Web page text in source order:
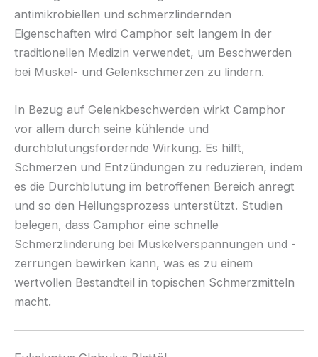
antimikrobiellen und schmerzlindernden
Eigenschaften wird Camphor seit langem in der
traditionellen Medizin verwendet, um Beschwerden
bei Muskel- und Gelenkschmerzen zu lindern.
In Bezug auf Gelenkbeschwerden wirkt Camphor
vor allem durch seine kühlende und
durchblutungsfördernde Wirkung. Es hilft,
Schmerzen und Entzündungen zu reduzieren, indem
es die Durchblutung im betroffenen Bereich anregt
und so den Heilungsprozess unterstützt. Studien
belegen, dass Camphor eine schnelle
Schmerzlinderung bei Muskelverspannungen und -
zerrungen bewirken kann, was es zu einem
wertvollen Bestandteil in topischen Schmerzmitteln
macht.